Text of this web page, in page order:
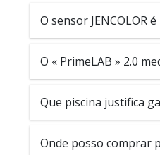
O sensor JENCOLOR
O « PrimeLAB » 2.0
Que piscina justifica
Onde posso comprar